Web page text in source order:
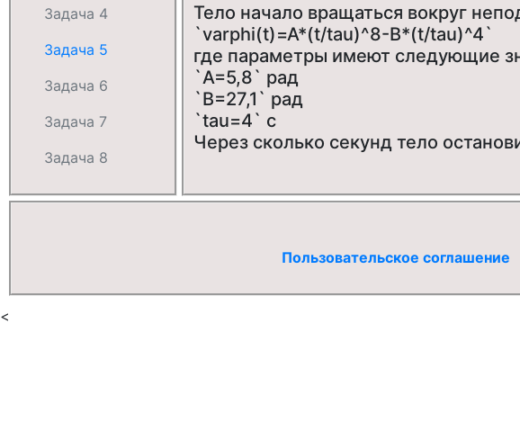
Тело начало вращаться вокруг
`varphi(t)=A*(t/tau)^8-B*(t/tau)^4`
где параметры имеют следующие
`A=5,8` рад
`B=27,1` рад
`tau=4` с
Через сколько секунд тело
Задача 4
Задача 5
Задача 6
Задача 7
Задача 8
Пользовательское соглашение
<